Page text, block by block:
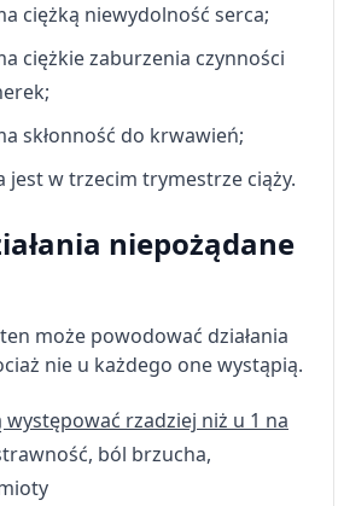
ciężką niewydolność serca;
ciężkie zaburzenia czynności
skłonność do krwawień;
jest w trzecim trymestrze ciąży.
niepożądane
może powodować działania
nie u każdego one wystąpią.
występować rzadziej niż u 1 na
ból brzucha,